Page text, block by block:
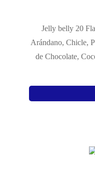
Jelly belly 20
Arándano, Chicle,
de Chocolate,